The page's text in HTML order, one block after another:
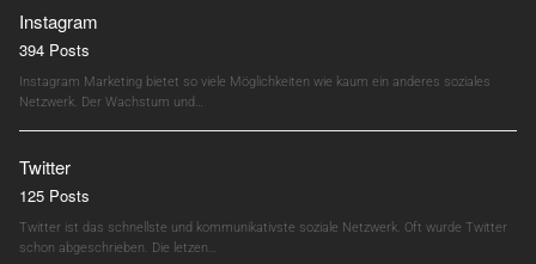
Instagram
394 Posts
Instagram Marketing bietet so viele Möglichkeiten wie kaum ein anderes soziales
Netzwerk. Der Wachstum und…
Twitter
125 Posts
Twitter ist das schnellste und kommunikativste soziale Netzwerk. Oft wurde Twitter
schon abgeschrieben. Die letzen…